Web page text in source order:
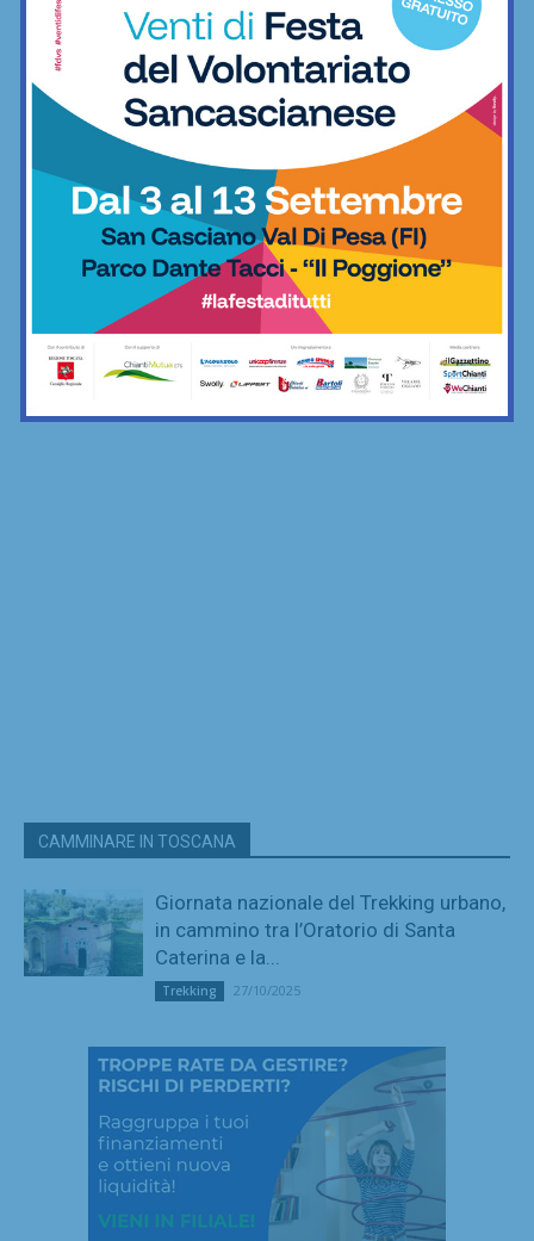
Calcio
La Virtus Lilliano e il ripescaggio in
Seconda: “Una gioia immensa. Pronti
ad affrontare la nuova avventura”
CAMMINARE IN TOSCANA
Giornata nazionale del Trekking urbano,
in cammino tra l’Oratorio di Santa
Caterina e la...
Trekking 27/10/2025